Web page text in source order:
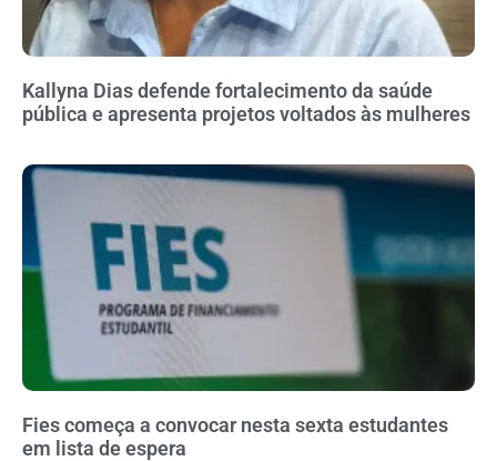
Kallyna Dias defende fortalecimento da saúde
pública e apresenta projetos voltados às mulheres
Fies começa a convocar nesta sexta estudantes
em lista de espera